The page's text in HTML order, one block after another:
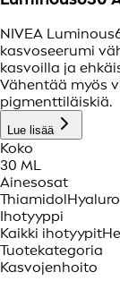
NIVEA
kasvoseerumi
kasvoilla ja
Vähentää myös
pigmenttiläiskiä.
Lue lisää
Koko
30 ML
Ainesosat
Thiamidol
Ihotyyppi
Kaikki ihotyypit
Tuotekategoria
Kasvojenhoito